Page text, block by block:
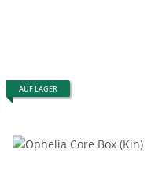
AUF LAGER